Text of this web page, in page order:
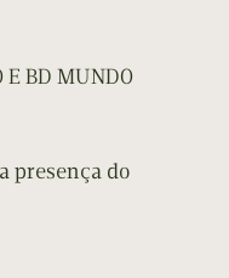
E BD MUNDO
presença do